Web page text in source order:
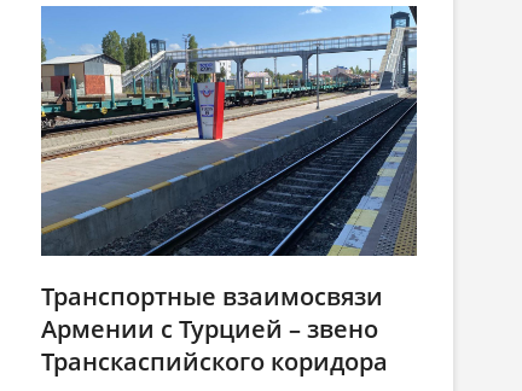
Транспортные взаимосвязи
Армении с Турцией – звено
Транскаспийского коридора